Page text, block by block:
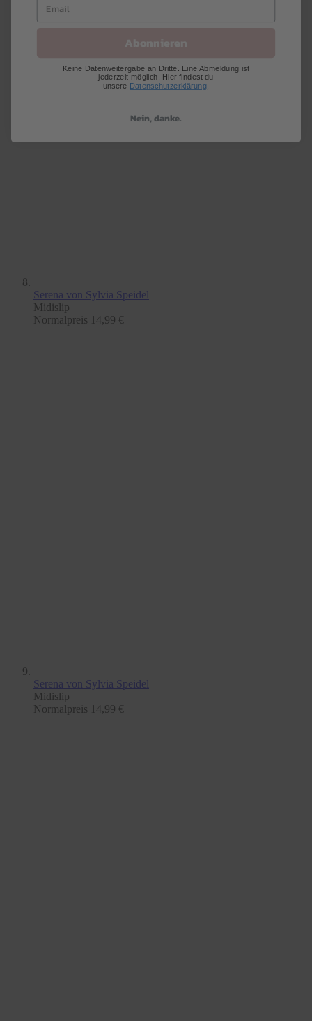
Serena von Sylvia Speidel
Midislip
Normalpreis 14,99 €
Serena von Sylvia Speidel
Midislip
Normalpreis 14,99 €
Keine Datenweitergabe an Dritte. Eine Abmeldung ist
jederzeit möglich. Hier findest du
unsere Datenschutzerklärung.
Nein, danke.